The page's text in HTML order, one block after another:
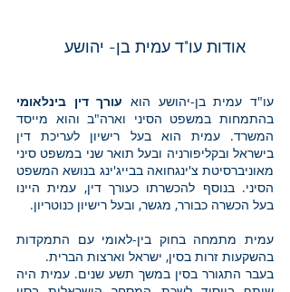
אודות עו"ד עמית בן- יהושע
עו"ד עמית בן-יהושע הוא עורך דין בינלאומי
בהתמחות במשפט הסיני וארה"ב והוא מייסד
המשרד. עמית הוא בעל רישיון לעריכת דין
בישראל ובקליפורניה ובעל תואר שני במשפט סיני
מאוניברסיטת צ'ינגחואה בבייג'ינג בנושא המשפט
הסיני. בנוסף להכשרתו כעורך דין, עמית היינו
בעל הכשרה כבורר, מגשר, ובעל רישיון כנוטריון.
עמית מתמחה בחוק בין-לאומי עם התמקדות
בהשקעות זרות בסין, ישראל וארצות הברית.
בעבר התגורר בסין במשך תשע שנים. עמית היה